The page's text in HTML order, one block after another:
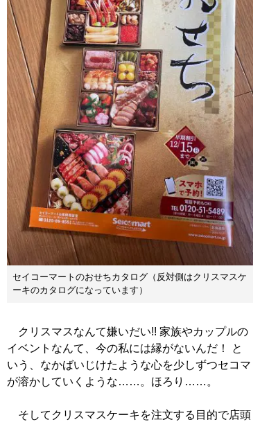
セイコーマートのおせちカタログ（反対側はクリスマスケ
ーキのカタログになっています）
クリスマスなんて嫌いだい!! 家族やカップルの
イベントなんて、今の私には縁がないんだ！ と
いう、なかばいじけたような心を少しずつセコマ
が溶かしていくような……。ほろり……。
そしてクリスマスケーキを注文する目的で店頭